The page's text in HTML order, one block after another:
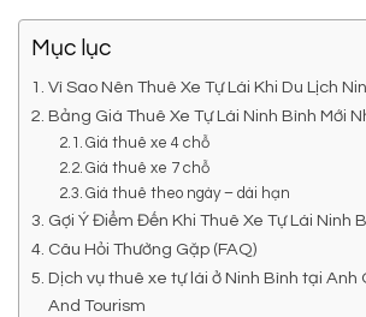
Mục lục
Vì Sao Nên Thuê Xe Tự Lái Khi Du Lịch
Bảng Giá Thuê Xe Tự Lái Ninh Bình Mới
Giá thuê xe 4 chỗ
Giá thuê xe 7 chỗ
Giá thuê theo ngày – dài hạn
Gợi Ý Điểm Đến Khi Thuê Xe Tự Lái Ninh
Câu Hỏi Thường Gặp (FAQ)
Dịch vụ thuê xe tự lái ở Ninh Bình tại Anh
And Tourism